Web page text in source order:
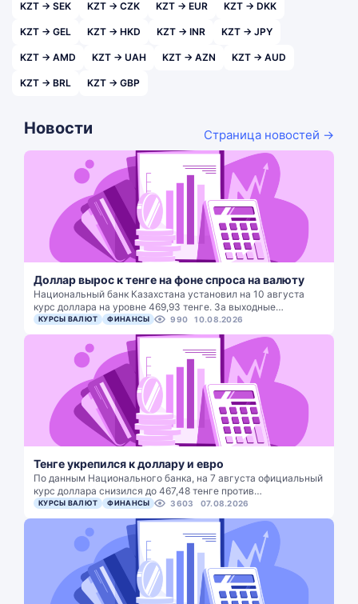
KZT → SEK KZT → CZK KZT → EUR KZT → DKK
KZT → GEL KZT → HKD KZT → INR KZT → JPY
KZT → AMD KZT → UAH KZT → AZN KZT → AUD
KZT → BRL KZT → GBP
Новости Страница новостей →
Доллар вырос к тенге на фоне спроса на валюту
Национальный банк Казахстана установил на 10 августа
курс доллара на уровне 469,93 тенге. За выходные…
КУРСЫ ВАЛЮТ ФИНАНСЫ 990 10.08.2026
Тенге укрепился к доллару и евро
По данным Национального банка, на 7 августа официальный
курс доллара снизился до 467,48 тенге против…
КУРСЫ ВАЛЮТ ФИНАНСЫ 3603 07.08.2026